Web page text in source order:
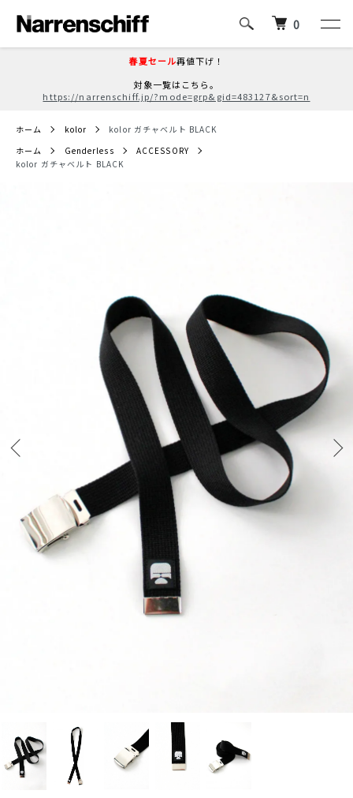
春夏セール再値下げ！
対象一覧はこちら。
https://narrenschiff.jp/?mode=grp&gid=483127&sort=n
0
ホーム kolor
kolor ガチャベルト BLACK
ホーム
Genderless
ACCESSORY
kolor ガチャベルト BLACK